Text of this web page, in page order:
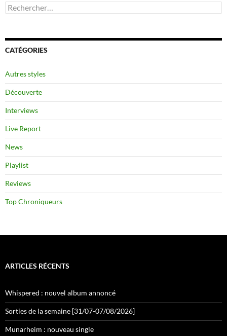
Rechercher :
CATÉGORIES
Autres styles
Découverte
Interviews
Live Report
News
Playlist
Reviews
Top Chroniqueurs
ARTICLES RÉCENTS
Whispered : nouvel album annoncé
Sorties de la semaine [31/07-07/08/2026]
Munarheim : nouveau single